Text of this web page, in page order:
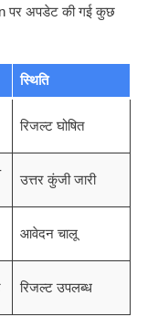
पर अपडेट की गई कुछ
स्थिति
रिजल्ट घोषित
उत्तर कुंजी जारी
आवेदन चालू
रिजल्ट उपलब्ध